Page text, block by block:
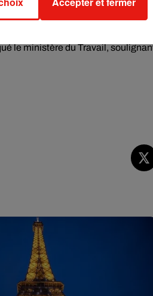
dans le système informatique,
le ministère du Travail,